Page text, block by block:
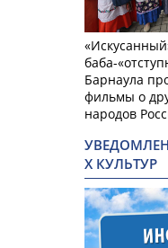
баба-
Барнаула
фильмы о
народов
Х КУЛЬТУР